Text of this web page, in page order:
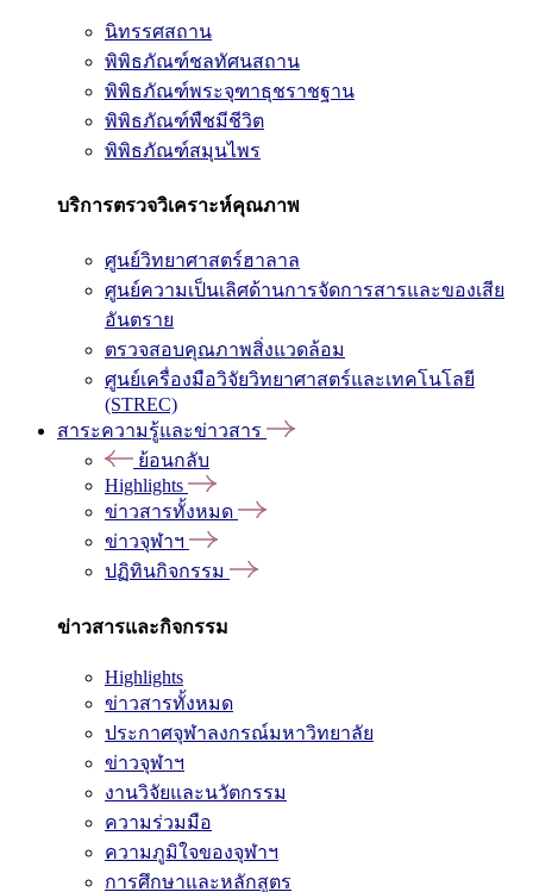
นิทรรศสถาน
พิพิธภัณฑ์ชลทัศนสถาน
พิพิธภัณฑ์พระจุฑาธุชราชฐาน
พิพิธภัณฑ์พืชมีชีวิต
พิพิธภัณฑ์สมุนไพร
บริการตรวจวิเคราะห์คุณภาพ
ศูนย์วิทยาศาสตร์ฮาลาล
ศูนย์ความเป็นเลิศด้านการจัดการสารและของเสีย
อันตราย
ตรวจสอบคุณภาพสิ่งแวดล้อม
ศูนย์เครื่องมือวิจัยวิทยาศาสตร์และเทคโนโลยี
(STREC)
สาระความรู้และข่าวสาร
ย้อนกลับ
Highlights
ข่าวสารทั้งหมด
ข่าวจุฬาฯ
ปฏิทินกิจกรรม
ข่าวสารและกิจกรรม
Highlights
ข่าวสารทั้งหมด
ประกาศจุฬาลงกรณ์มหาวิทยาลัย
ข่าวจุฬาฯ
งานวิจัยและนวัตกรรม
ความร่วมมือ
ความภูมิใจของจุฬาฯ
การศึกษาและหลักสูตร